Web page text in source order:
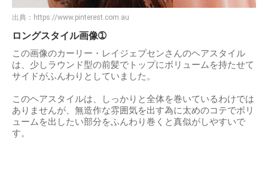
出典： https://www.pinterest.com.au
ロングスタイル画像➀
この画像のカーリー・レイジェプセンさんのヘアスタイル
は、少しラウンド型の前髪でトップにボリュームを持たせて
サイドがふんわりとしていました。
このヘアスタイルは、しっかりと全体を巻いているわけでは
ありませんが、無造作な雰囲気を出す為に太めのコテでボリ
ュームを出したい部分をふんわり巻くと真似がしやすいで
す。